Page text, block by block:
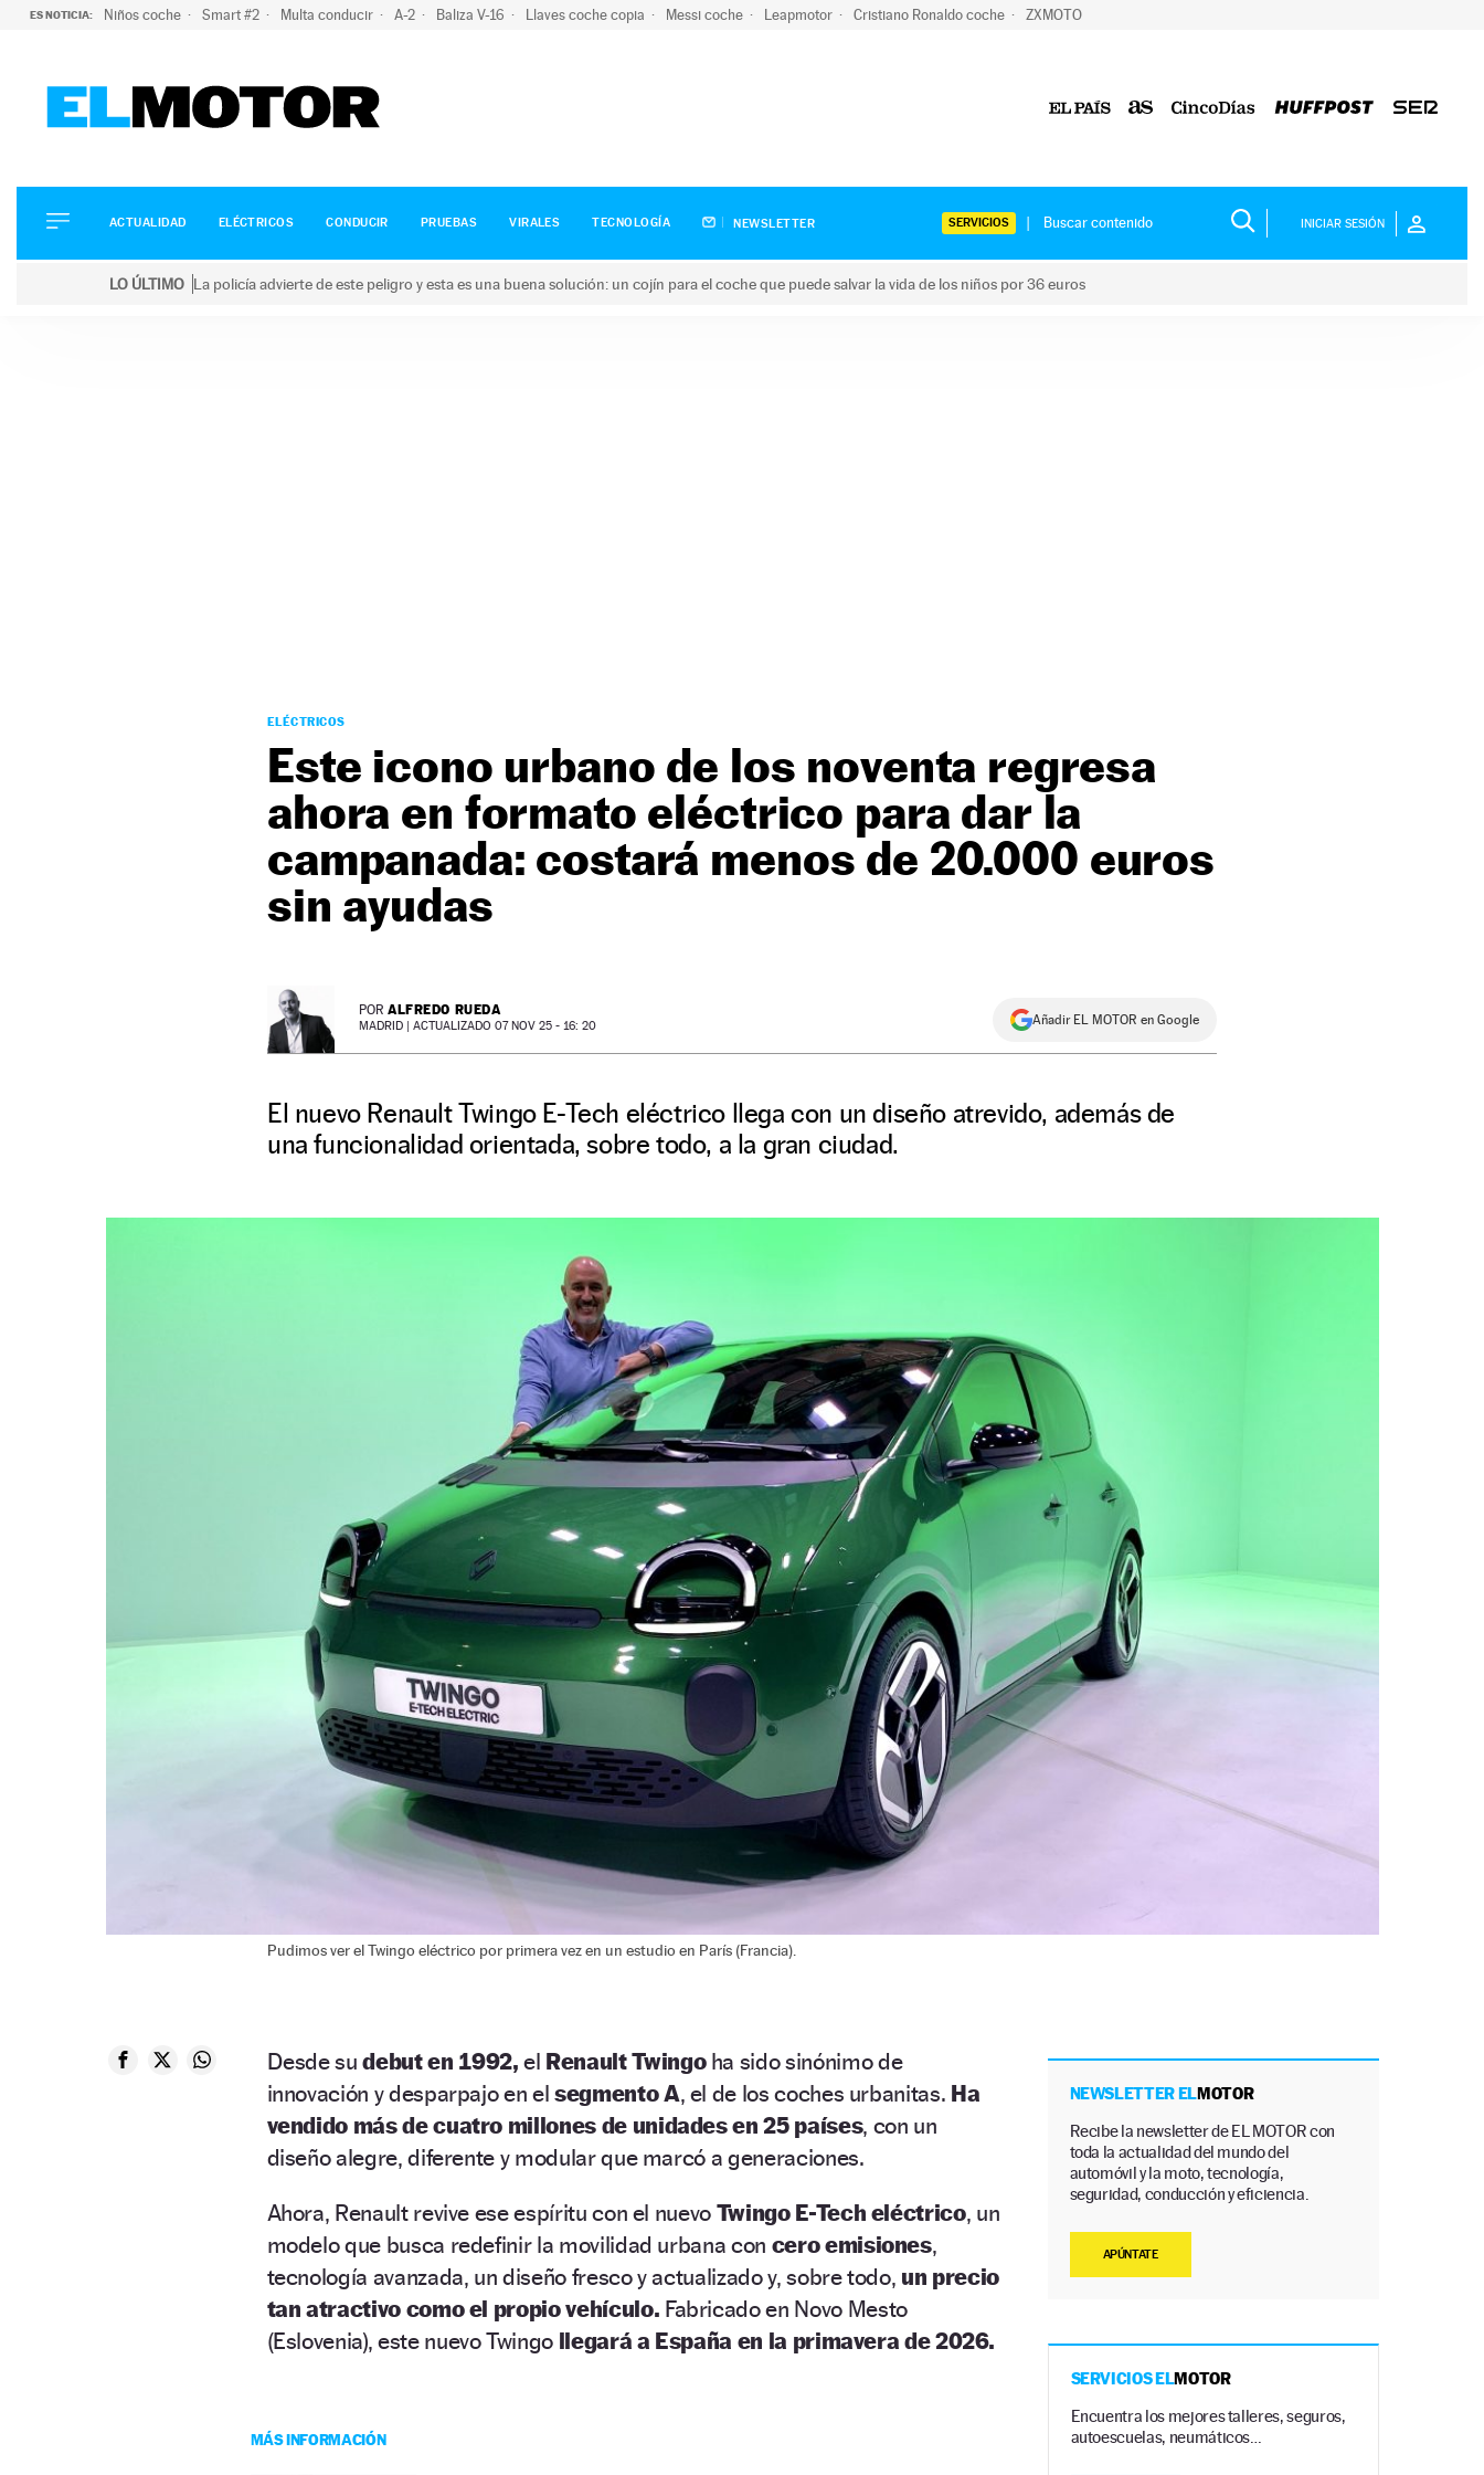
ES NOTICIA: Niños coche Smart #2 Multa conducir A-2 Baliza V-16 Llaves coche copia Messi coche Leapmotor Cristiano Ronaldo coche ZXMOTO
ELÉCTRICOS
CONDUCIR
ACTUALIDAD ELÉCTRICOS CONDUCIR PRUEBAS VIRALES TECNOLOGÍA NEWSLETTER SERVICIOS INICIAR SESIÓN
LO ÚLTIMO La policía advierte de este peligro y esta es una buena solución: un cojín para el coche que puede salvar la vida de los niños por 36 euros
ELÉCTRICOS
Este icono urbano de los noventa regresa
ahora en formato eléctrico para dar la
campanada: costará menos de 20.000 euros
sin ayudas
POR ALFREDO RUEDA
MADRID | ACTUALIZADO 07 NOV 25 - 16: 20 Añadir EL MOTOR en Google
El nuevo Renault Twingo E-Tech eléctrico llega con un diseño atrevido, además de
una funcionalidad orientada, sobre todo, a la gran ciudad.
Pudimos ver el Twingo eléctrico por primera vez en un estudio en París (Francia).
Desde sudebut en 1992,el Renault Twingoha sido sinónimo de
innovación y desparpajo en el segmento A, el de los coches urbanitas. Ha
vendido más de cuatro millones de unidades en 25 países, con un
diseño alegre, diferente y modular que marcó a generaciones.
Ahora, Renault revive ese espíritu con el nuevo Twingo E-Tech eléctrico, un
modelo que busca redefinir la movilidad urbana con cero emisiones,
tecnología avanzada, un diseño fresco y actualizado y, sobre todo, un precio
tan atractivo como el propio vehículo. Fabricado en Novo Mesto
(Eslovenia), este nuevo Twingo llegará a España en la primavera de 2026.
MÁS INFORMACIÓN
NEWSLETTER ELMOTOR
Recibe la newsletter de EL MOTOR con
toda la actualidad del mundo del
automóvil y la moto, tecnología,
seguridad, conducción y eficiencia.
APÚNTATE
SERVICIOS ELMOTOR
Encuentra los mejores talleres, seguros,
autoescuelas, neumáticos…